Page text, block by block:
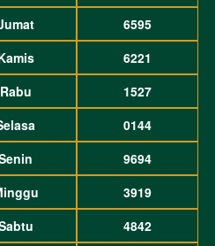
6595
6221
Rabu
1527
0144
9694
3919
4842